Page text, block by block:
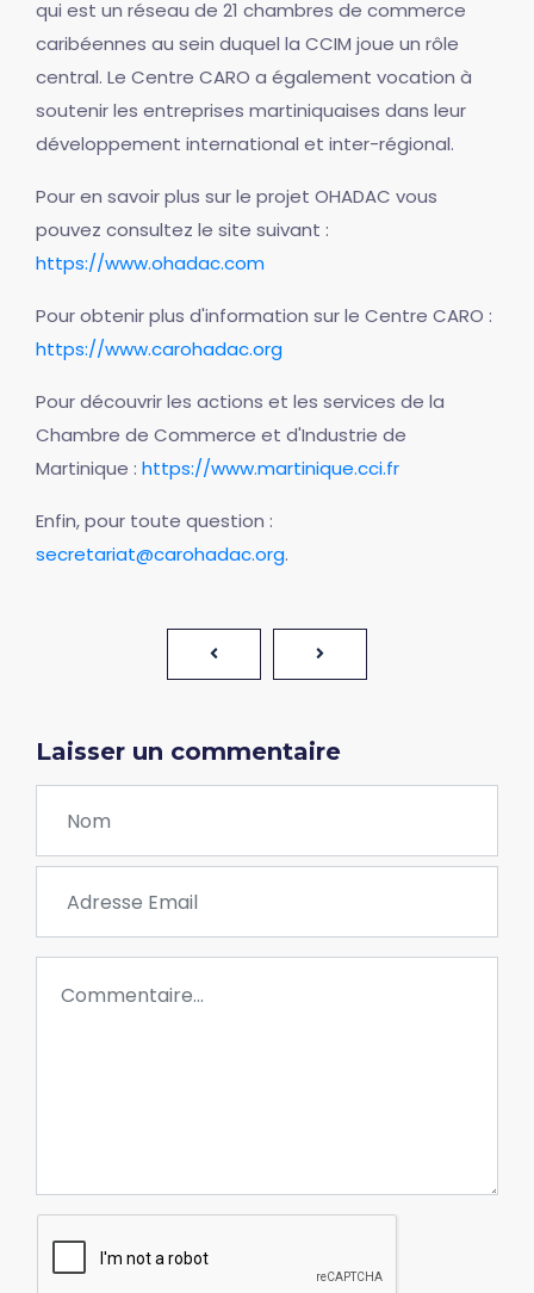
qui est un réseau de 21 chambres de commerce
caribéennes au sein duquel la CCIM joue un rôle
central. Le Centre CARO a également vocation à
soutenir les entreprises martiniquaises dans leur
développement international et inter-régional.
Pour en savoir plus sur le projet OHADAC vous
pouvez consultez le site suivant :
https://www.ohadac.com
Pour obtenir plus d'information sur le Centre CARO :
https://www.carohadac.org
Pour découvrir les actions et les services de la
Chambre de Commerce et d'Industrie de
Martinique : https://www.martinique.cci.fr
Enfin, pour toute question :
secretariat@carohadac.org.
Laisser un commentaire